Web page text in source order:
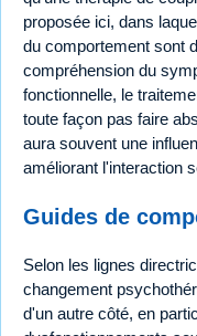
proposée ici, dans
du comportement sont
compréhension du
fonctionnelle, le
toute façon pas faire
aura souvent une
améliorant l'interaction
Guides de
Selon les lignes
changement
d'un autre côté, en